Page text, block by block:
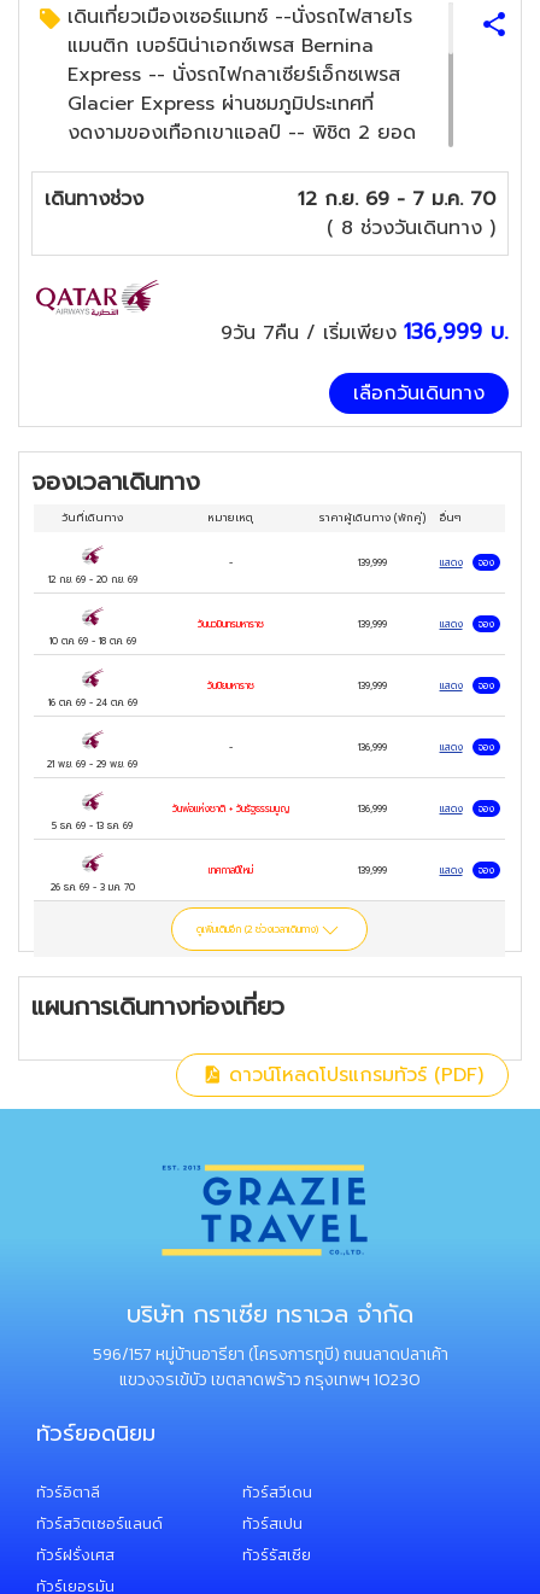
เดินเที่ยวเมืองเซอร์แมทซ์ --นั่งรถไฟสายโร
แมนติก เบอร์นิน่าเอกซ์เพรส Bernina
Express -- นั่งรถไฟกลาเซียร์เอ็กซเพรส
Glacier Express ผ่านชมภูมิประเทศที่
งดงามของเทือกเขาแอลป์ -- พิชิต 2 ยอด
Top of Europe -- เที่ยวเซอร์แมทซ์ เมือง
ตากอากาศที่สวยงาม -- หมู่บ้านลอยเกอร์
บาด หมู่บ้านน้ำแร่ -- น้ำตกชเตาบ์บาค
ไฮไลท์ของเมืองเลาเทอร์บรุนเน่น
ฟองดูว์แบบต้นตำหรับสวิตเซอร์แลนด์ ทั้ง 3
ชนิด เริ่มต้นจากชีส เนื้อสัตว์ และ ช็อคโก
เดินทางช่วง
12 ก.ย. 69 - 7 ม.ค. 70
( 8 ช่วงวันเดินทาง )
9วัน 7คืน / เริ่มเพียง 136,999 บ.
เลือกวันเดินทาง
จองเวลาเดินทาง
วันที่เดินทาง หมายเหตุ ราคาผู้เดินทาง(พักคู่) อื่นๆ
12 ก.ย. 69- 20 ก.ย. 69
- 139,999 แสดง จอง
10 ต.ค. 69- 18 ต.ค. 69
วันนวมินทรมหาราช 139,999 แสดง จอง
16 ต.ค. 69- 24 ต.ค. 69
วันปิยมหาราช 139,999 แสดง จอง
21 พ.ย. 69 -29 พ.ย. 69
- 136,999 แสดง จอง
5 ธ.ค. 69 -13 ธ.ค. 69
วันพ่อแห่งชาติ + วันรัฐธรรมนูญ 136,999 แสดง จอง
26 ธ.ค. 69- 3 ม.ค. 70
เทศกาลปีใหม่ 139,999 แสดง จอง
ดูเพิ่มเติมอีก (2ช่วงเวลาเดินทาง)
แผนการเดินทางท่องเที่ยว
ดาวน์โหลดโปรแกรมทัวร์ (PDF)
บริษัท กราเซีย ทราเวล จำกัด
596/157 หมู่บ้านอารียา (โครงการทูบี) ถนนลาดปลาเค้า
แขวงจรเข้บัว เขตลาดพร้าว กรุงเทพฯ 10230
ทัวร์ยอดนิยม
ทัวร์อิตาลี
ทัวร์สวิตเซอร์แลนด์
ทัวร์ฝรั่งเศส
ทัวร์เยอรมัน
ทัวร์สวีเดน
ทัวร์สเปน
ทัวร์รัสเซีย